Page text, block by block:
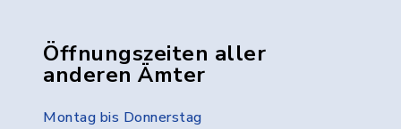
Öffnungszeiten aller
anderen Ämter
Montag bis Donnerstag